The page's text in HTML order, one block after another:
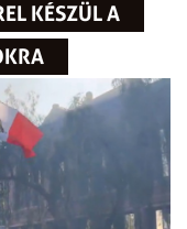
KÉSZÜL A